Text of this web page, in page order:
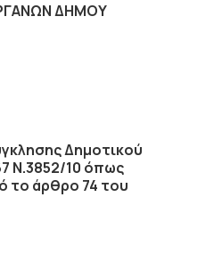
ΔΗΜΟΥ
Δημοτικού
Ν.3852/10 όπως
το άρθρο 74 του